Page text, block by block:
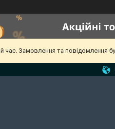
час. Замовлення та повідомлення